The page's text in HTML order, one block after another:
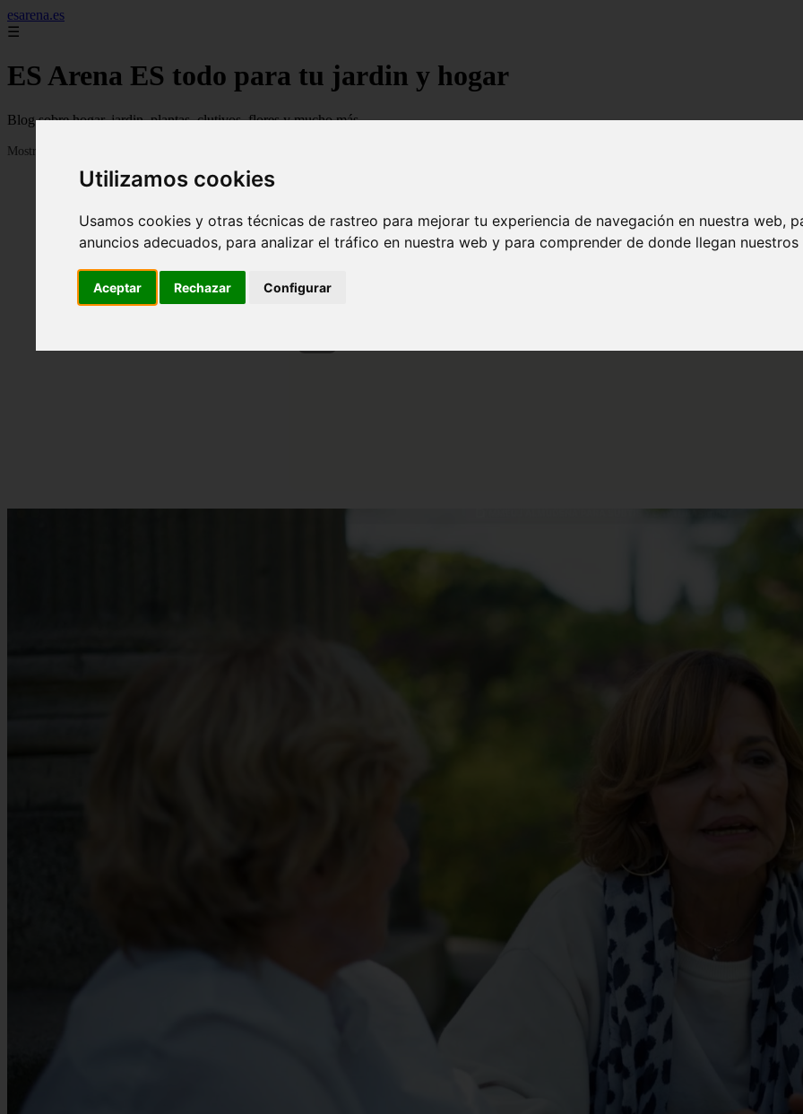
Utilizamos cookies
Usamos cookies y otras técnicas de rastreo para mejorar tu experiencia de navegación en nuestra web,
anuncios adecuados, para analizar el tráfico en nuestra web y para comprender de donde llegan
Aceptar Rechazar Configurar
esarena.es
☰
ES Arena ES todo para tu jardin y hogar
Blog sobre hogar, jardin, plantas, clutivos, flores y mucho más...
Mostrando 1 - 24 de 2121 artículos